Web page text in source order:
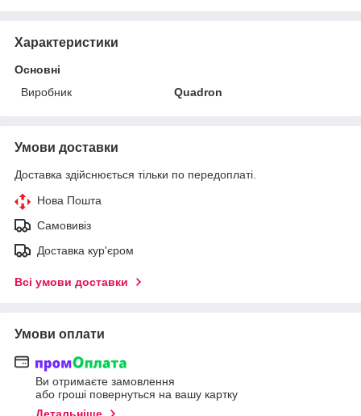
Характеристики
Основні
Виробник
Quadron
Умови доставки
Доставка здійснюється тільки по передоплаті.
Нова Пошта
Самовивіз
Доставка кур'єром
Всі умови доставки
Умови оплати
Ви отримаєте замовлення
або гроші повернуться на вашу картку
Детальніше